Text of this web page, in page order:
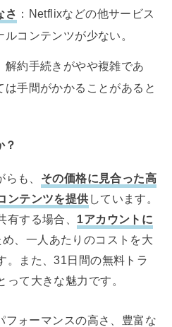
さ ：Netflixなどの他サービス
コンテンツが少ない。
解約手続きがやや複雑であ
は手間がかかることがあると
？
も、 その価格に見合った高
ンテンツを提供 しています。
する場合、 1アカウントに
め、一人あたりのコストを大
。また、31日間の無料トラ
て大きな魅力です。
フォーマンスの高さ、豊富な